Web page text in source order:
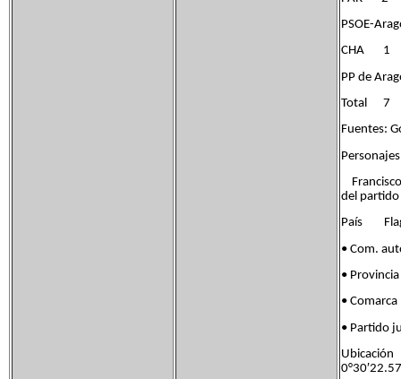
PP de
Fuentes:
del partido
País Flag
• Com.
•
•
•
Ubicación